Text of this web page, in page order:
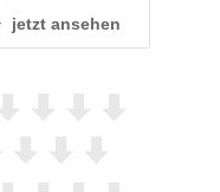
jetzt ansehen